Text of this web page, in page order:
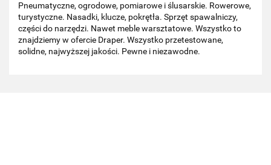
Pneumatyczne, ogrodowe, pomiarowe i ślusarskie. Rowerowe,
turystyczne. Nasadki, klucze, pokrętła. Sprzęt spawalniczy,
części do narzędzi. Nawet meble warsztatowe. Wszystko to
znajdziemy w ofercie Draper. Wszystko przetestowane,
solidne, najwyższej jakości. Pewne i niezawodne.